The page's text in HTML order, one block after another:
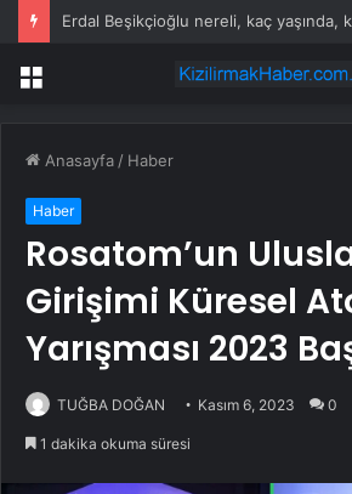
Menü
Anasayfa / Haber
Haber
Rosatom’un
Girişimi Küresel
Yarışması 2023
TUĞBA DOĞAN Kasım 6, 2023 0
1 dakika okuma süresi